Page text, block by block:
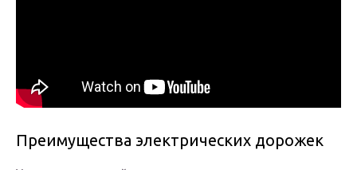
Преимущества электрических дорожек